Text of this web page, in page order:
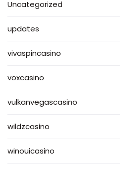
Uncategorized
updates
vivaspincasino
voxcasino
vulkanvegascasino
wildzcasino
winouicasino